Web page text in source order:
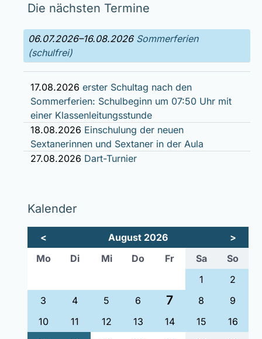
Die nächsten Termine
06.07.2026–16.08.2026 Sommerferien
(schulfrei)
17.08.2026 erster Schultag nach den
Sommerferien: Schulbeginn um 07:50 Uhr mit
einer Klassenleitungsstunde
18.08.2026 Einschulung der neuen
Sextanerinnen und Sextaner in der Aula
27.08.2026 Dart-Turnier
Kalender
< August 2026
>
Montag Dienstag
Mittwoch
Donnerstag
FreitagSamstag
So
1
2
3
4 5 6 7 8
9
10
11 12 13 14 15
16